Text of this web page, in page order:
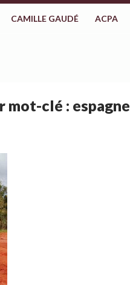
CAMILLE GAUDÉ ACPA
mot-clé : espagne